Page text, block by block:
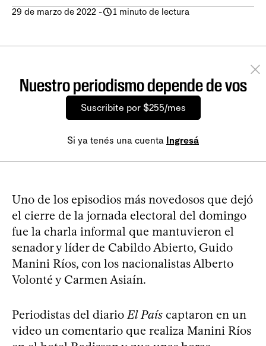
29 de marzo de 2022 - 1 minuto de lectura
Nuestro periodismo depende de vos
Suscribite por $255/mes
Si ya tenés una cuenta Ingresá
Uno de los episodios más novedosos que dejó
el cierre de la jornada electoral del domingo
fue la charla informal que mantuvieron el
senador y líder de Cabildo Abierto, Guido
Manini Ríos, con los nacionalistas Alberto
Volonté y Carmen Asiaín.
Periodistas del diario El País captaron en un
video un comentario que realiza Manini Ríos